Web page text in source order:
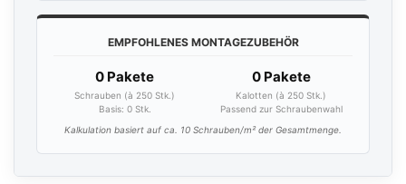
EMPFOHLENES MONTAGEZUBEHÖR
0 Pakete
Schrauben (à 250 Stk.)
Basis: 0Stk.
0 Pakete
Kalotten (à 250 Stk.)
Passend zur Schraubenwahl
Kalkulation basiert auf ca. 10 Schrauben/m² der Gesamtmenge.